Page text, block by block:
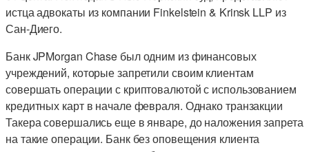
истца адвокаты из компании Finkelstein & Krinsk LLP из
Сан-Диего.
Банк JPMorgan Chase был одним из финансовых
учреждений, которые запретили своим клиентам
совершать операции с криптовалютой с использованием
кредитных карт в начале февраля. Однако транзакции
Такера совершались еще в январе, до наложения запрета
на такие операции. Банк без оповещения клиента